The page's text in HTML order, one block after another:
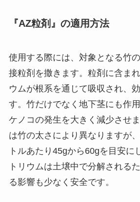
『AZ粒剤』の適用方法
使用する際には、対象となる竹
接粒剤を撒きます。粒剤に含ま
ウムが根系を通じて吸収され、
す。竹だけでなく地下茎にも作
ケノコの発生を大きく減少させ
は竹の太さにより異なりますが
トルあたり45gから60gを目安に
トリウムは土壌中で分解される
る影響も少なく安全です。